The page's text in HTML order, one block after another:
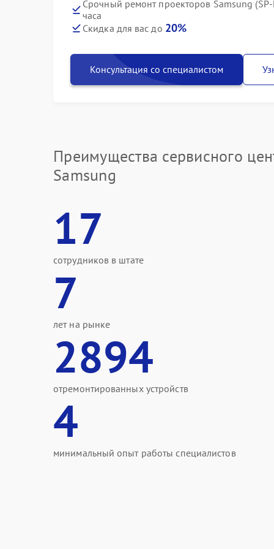
Срочный ремонт проекторов Samsung (SP-
часа
Скидка для вас до 20%
Консультация со специалистом
Преимущества сервисного
Samsung
17
сотрудников в штате
7
лет на рынке
2894
отремонтированных устройств
4
минимальный опыт работы специалистов